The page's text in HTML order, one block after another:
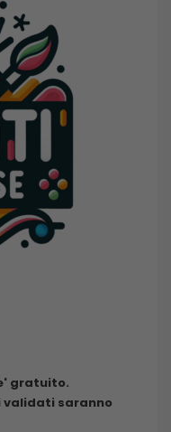
gratuito.
validati saranno